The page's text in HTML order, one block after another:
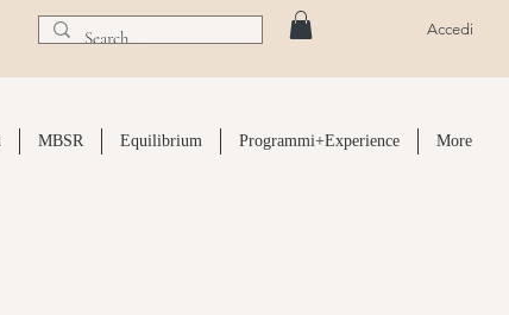
Accedi
MBSR Equilibrium Programmi+Experience More